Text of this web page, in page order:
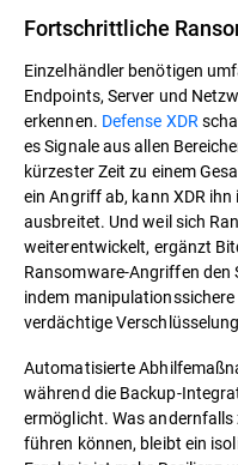
Fortschrittliche
Einzelhändler benötigen
Endpoints, Server und
erkennen. Defense XDR
es Signale aus allen
kürzester Zeit zu einem
ein Angriff ab, kann XDR
ausbreitet. Und weil sich
weiterentwickelt, ergänzt
Ransomware-Angriffen den
indem
verdächtige
Automatisierte
während die Backup-
ermöglicht. Was
führen können, bleibt ein